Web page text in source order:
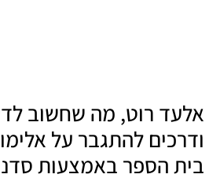
אלעד רוט, מה שחשוב
ודרכים להתגבר על
בית הספר באמצעות